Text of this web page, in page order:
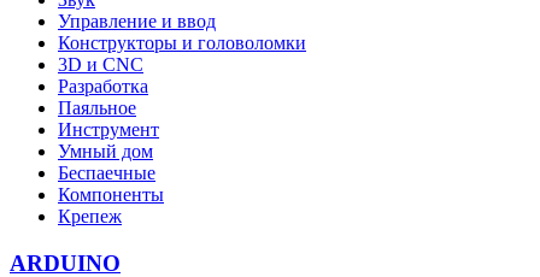
Управление и ввод
Конструкторы и головоломки
3D и CNC
Разработка
Паяльное
Инструмент
Умный дом
Беспаечные
Компоненты
Крепеж
ARDUINO